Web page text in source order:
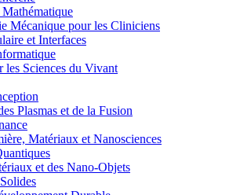
pour les Cliniciens
et Interfaces
Sciences du Vivant
Plasmas et de la Fusion
Matériaux et Nanosciences
et des Nano-Objets